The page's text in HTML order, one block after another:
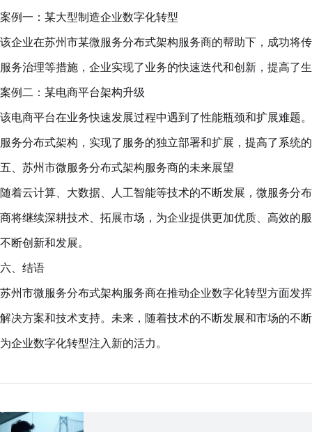
案例一：某大型制造企业数字化转型
该企业在苏州市某微服务分布式架构服务商的帮助下，成功将
服务治理等措施，企业实现了业务的快速迭代和创新，提高了
案例二：某电商平台架构升级
该电商平台在业务快速发展过程中遇到了性能瓶颈和扩展难题
服务分布式架构，实现了服务的独立部署和扩展，提高了系统
五、苏州市微服务分布式架构服务商的未来展望
随着云计算、大数据、人工智能等技术的不断发展，微服务分
商将继续深耕技术、拓展市场，为企业提供更加优质、高效的
不断创新和发展。
六、结语
苏州市微服务分布式架构服务商在推动企业数字化转型方面发
解决方案和技术支持。未来，随着技术的不断发展和市场的不
为企业数字化转型注入新的活力。